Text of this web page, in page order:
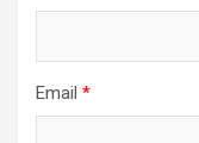
Email *